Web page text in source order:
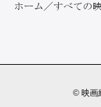
ホーム すべての
© 映画